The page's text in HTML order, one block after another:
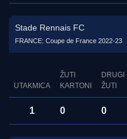
Stade Rennais FC
FRANCE: Coupe de France 2022-23
UTAKMICA
ŽUTI
KARTONI
DRUGI
ŽUTI
1 0 0